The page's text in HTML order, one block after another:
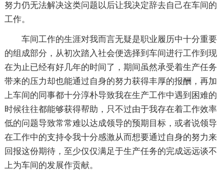
努力仍无法解决这类问题以后让我决定辞去自己在车间的
工作。
车间工作的生涯对我而言无疑是职业履历中十分重要
的组成部分，从初次踏入社会便选择到车间进行工作到现
在为止已经有好几年的时间了，期间虽然承受着生产任务
带来的压力却也能通过自身的努力获得丰厚的报酬，再加
上车间的同事都十分淳朴导致我在生产工作中遇到困难的
时候往往都能够获得帮助，只不过由于我存在着工作效率
低的问题导致常常难以达成领导的预期目标，或者说领导
在工作中的支持令我十分感激从而想要通过自身的努力来
回报这份期待，至少仅仅满足于生产任务的完成远远谈不
上为车间的发展作贡献。